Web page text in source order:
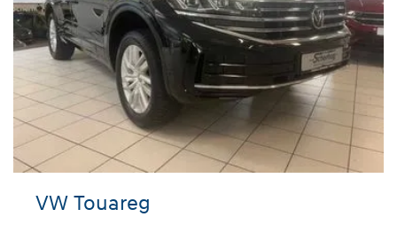
VW Touareg